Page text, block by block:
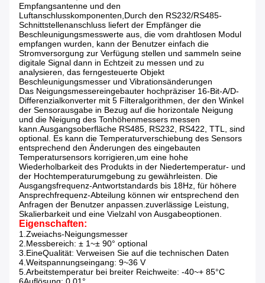
Empfangsantenne und den
Luftanschlusskomponenten,Durch den RS232/RS485-
Schnittstellenanschluss liefert der Empfänger die
Beschleunigungsmesswerte aus, die vom drahtlosen Modul
empfangen wurden, kann der Benutzer einfach die
Stromversorgung zur Verfügung stellen und sammeln seine
digitale Signal dann in Echtzeit zu messen und zu
analysieren, das ferngesteuerte Objekt
Beschleunigungsmesser und Vibrationsänderungen
Das Neigungsmessereingebauter hochpräziser 16-Bit-A/D-
Differenzialkonverter mit 5 Filteralgorithmen, der den Winkel
der Sensorausgabe in Bezug auf die horizontale Neigung
und die Neigung des Tonhöhenmessers messen
kann.Ausgangsoberfläche RS485, RS232, RS422, TTL, sind
optional. Es kann die Temperaturverschiebung des Sensors
entsprechend den Änderungen des eingebauten
Temperatursensors korrigieren,um eine hohe
Wiederholbarkeit des Produkts in der Niedertemperatur- und
der Hochtemperaturumgebung zu gewährleisten. Die
Ausgangsfrequenz-Antwortstandards bis 18Hz, für höhere
Ansprechfrequenz-Abteilung können wir entsprechend den
Anfragen der Benutzer anpassen.zuverlässige Leistung,
Skalierbarkeit und eine Vielzahl von Ausgabeoptionen.
Eigenschaften:
1.Zweiachs-Neigungsmesser
2.Messbereich: ± 1~± 90° optional
3.EineQualität: Verweisen Sie auf die technischen Daten
4.Weitspannungseingang: 9~36 V
5.Arbeitstemperatur bei breiter Reichweite: -40~+ 85°C